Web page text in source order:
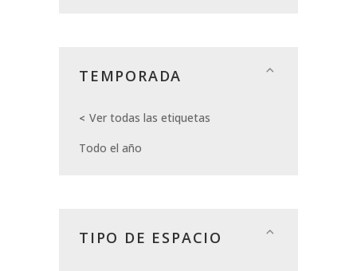
TEMPORADA
Ver todas las etiquetas
Todo el año
TIPO DE ESPACIO